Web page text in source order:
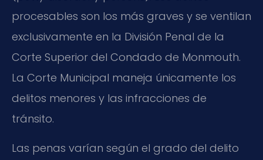
procesables son los más graves y se ventilan
exclusivamente en la División Penal de la
Corte Superior del Condado de Monmouth.
La Corte Municipal maneja únicamente los
delitos menores y las infracciones de
tránsito.
Las penas varían según el grado del delito